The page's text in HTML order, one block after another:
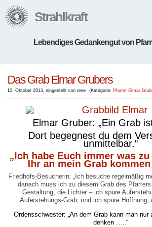
Strahlkraft
Lebendiges Gedankengut von
Das Grab Elmar Grubers
10. Oktober 2013, eingestellt von rene (Kategorie: Pfarrer Elmar
Elmar Gruber: „Ein Grab
Dort begegnest du dem
unmittelbar.“
„Ich habe Euch immer was
Ihr an mein Grab
Friedhofs-Besucherin: „Ich besuche regelmäßig
danach muss ich zu diesem Grab des
Gestaltung, die Lichter – ich spüre
Auferstehungs-Grab; und ich spüre Hoffnung,
Ordensschwester: „An dem Grab kann man nur
denken …..“